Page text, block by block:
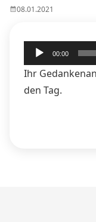
08.01.2021
Audio-
Player
00:00
Ihr
den Tag.